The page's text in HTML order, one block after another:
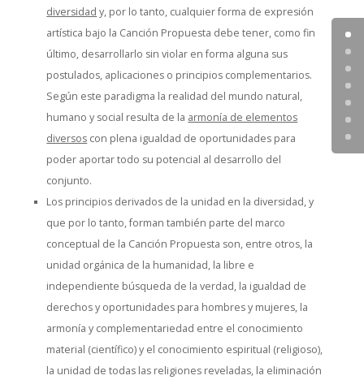
diversidad y, por lo tanto, cualquier forma de expresión
artística bajo la Canción Propuesta debe tener, como fin
último, desarrollarlo sin violar en forma alguna sus
postulados, aplicaciones o principios complementarios.
Según este paradigma la realidad del mundo natural,
humano y social resulta de la armonía de elementos
diversos con plena igualdad de oportunidades para
poder aportar todo su potencial al desarrollo del
conjunto.
Los principios derivados de la unidad en la diversidad, y
que por lo tanto, forman también parte del marco
conceptual de la Canción Propuesta son, entre otros, la
unidad orgánica de la humanidad, la libre e
independiente búsqueda de la verdad, la igualdad de
derechos y oportunidades para hombres y mujeres, la
armonía y complementariedad entre el conocimiento
material (científico) y el conocimiento espiritual (religioso),
la unidad de todas las religiones reveladas, la eliminación